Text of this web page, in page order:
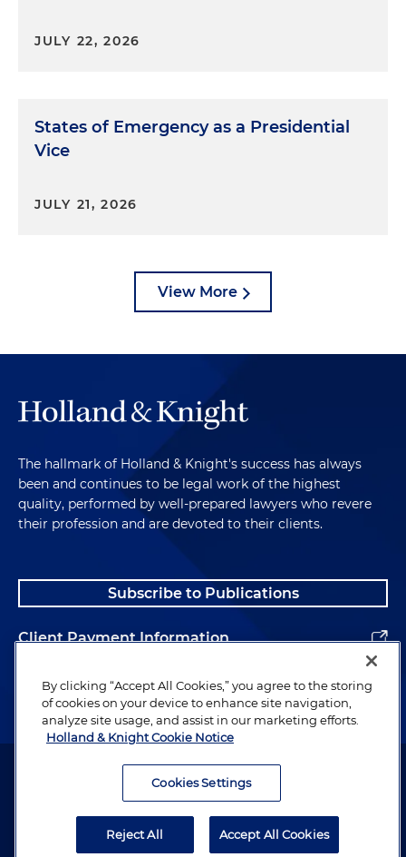
JULY 22, 2026
States of Emergency as a Presidential
Vice
JULY 21, 2026
View More
The hallmark of Holland & Knight's success has always
been and continues to be legal work of the highest
quality, performed by well-prepared lawyers who revere
their profession and are devoted to their clients.
Subscribe to Publications
Client Payment Information
Alumni
Attorney Advertising. Copyright © 1996–2026 Holland & Knight LLP.
By clicking “Accept All Cookies,” you agree to the storing
of cookies on your device to enhance site navigation,
analyze site usage, and assist in our marketing efforts.
Holland & Knight Cookie Notice
Cookies Settings
Reject All Accept All Cookies